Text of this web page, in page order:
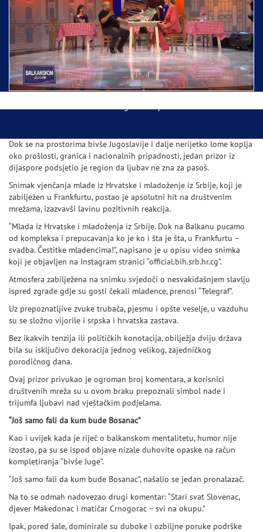
Ispraćaj Pojasa Presvete Bogorodice danas iz
Hrama Svetog Save
Dok se na prostorima bivše Jugoslavije i dalje nerijetko lome koplja
oko prošlosti, granica i nacionalnih pripadnosti, jedan prizor iz
dijaspore podsjetio je region da ljubav ne zna za pasoš.
Snimak vjenčanja mlade iz Hrvatske i mladoženje iz Srbije, koji je
zabilježen u Frankfurtu, postao je apsolutni hit na društvenim
mrežama, izazvavši lavinu pozitivnih reakcija.
“Mlada iz Hrvatske i mladoženja iz Srbije. Dok na Balkanu pucamo
od kompleksa i prepucavanja ko je ko i šta je šta, u Frankfurtu –
svadba. Čestitke mladencima!”, napisano je u opisu video snimka
koji je objavljen na Instagram stranici “official.bih.srb.hr.cg”.
Atmosfera zabilježena na snimku svjedoči o nesvakidašnjem slavlju
ispred zgrade gdje su gosti čekali mladence, prenosi “Telegraf”.
Uz prepoznatljive zvuke trubača, pjesmu i opšte veselje, u vazduhu
su se složno vijorile i srpska i hrvatska zastava.
Bez ikakvih tenzija ili političkih konotacija, obilježja dviju država
bila su isključivo dekoracija jednog velikog, zajedničkog
porodičnog dana.
Ovaj prizor privukao je ogroman broj komentara, a korisnici
društvenih mreža su u ovom braku prepoznali simbol nade i
trijumfa ljubavi nad vještačkim podjelama.
“Još samo fali da kum bude Bosanac”
Kao i uvijek kada je riječ o balkanskom mentalitetu, humor nije
izostao, pa su se ispod objave nizale duhovite opaske na račun
kompletiranja “bivše Juge”.
“Još samo fali da kum bude Bosanac”, našalio se jedan pronalazač.
Na to se odmah nadovezao drugi komentar: “Stari svat Slovenac,
djever Makedonac i matičar Crnogorac – svi na okupu.”
Ipak, pored šale, dominirale su duboke i ozbiljne poruke podrške